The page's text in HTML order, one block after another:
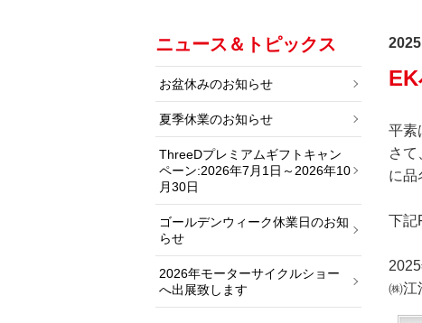
平素
さて
に品
下記
㈱江
ニュース＆トピックス
お盆休みのお知らせ
夏季休業のお知らせ
ThreeDプレミアムギフトキャン
ペーン:2026年7月1日～2026年10
月30日
ゴールデンウィーク休業日のお知
らせ
2026年モーターサイクルショー
へ出展致します